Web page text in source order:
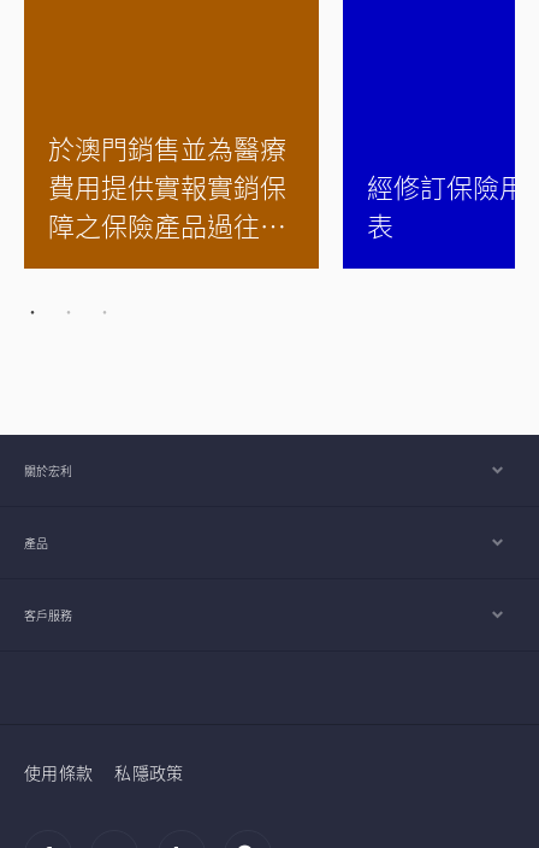
於澳門銷售並為醫療
費用提供實報實銷保
障之保險產品過往保
費加幅
經修訂保險用
表
關於宏利
產品
客戶服務
使用條款 私隱政策